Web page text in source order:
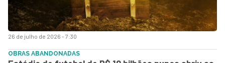
26 de julho de 2026 - 7:30
OBRAS ABANDONADAS